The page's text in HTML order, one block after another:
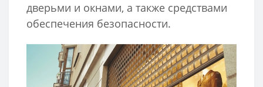
дверьми и окнами, а также средствами
обеспечения безопасности.